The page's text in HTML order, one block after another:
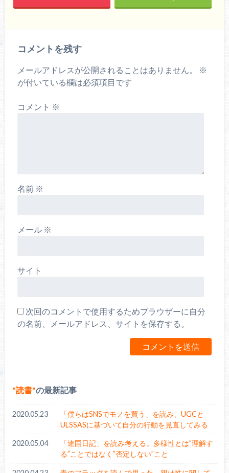
コメントを残す
メールアドレスが公開されることはありません。
※
が付いている欄は必須項目です
コメント ※
名前 ※
メール ※
サイト
次回のコメントで使用するためブラウザーに自分
の名前、メールアドレス、サイトを保存する。
読書 の最新記事
2020.05.23
「僕らはSNSでモノを買う」を読み、UGCと
ULSSASに基づいて自分の行動を見直してみる
2020.05.04
「違国日記」を読み考える。多様性とは”理解す
る”ことではなく”否定しない”こと